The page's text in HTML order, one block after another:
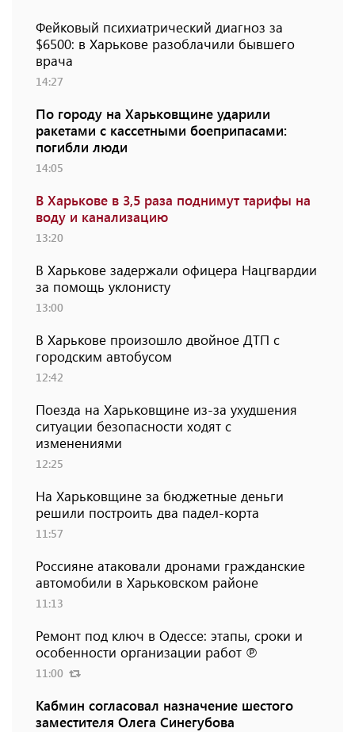
Фейковый психиатрический диагноз за
$6500: в Харькове разоблачили бывшего
врача
14:27
По городу на Харьковщине ударили
ракетами с кассетными боеприпасами:
погибли люди
14:05
В Харькове в 3,5 раза поднимут тарифы на
воду и канализацию
13:20
В Харькове задержали офицера Нацгвардии
за помощь уклонисту
13:00
В Харькове произошло двойное ДТП с
городским автобусом
12:42
Поезда на Харьковщине из-за ухудшения
ситуации безопасности ходят с
изменениями
12:25
На Харьковщине за бюджетные деньги
решили построить два падел-корта
11:57
Россияне атаковали дронами гражданские
автомобили в Харьковском районе
11:13
Ремонт под ключ в Одессе: этапы, сроки и
особенности организации работ ℗
11:00
Кабмин согласовал назначение шестого
заместителя Олега Синегубова